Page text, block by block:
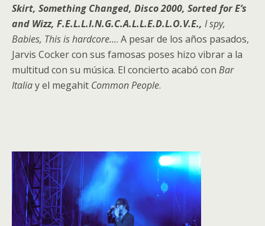
Skirt, Something Changed, Disco 2000, Sorted for E’s
and Wizz, F.E.L.L.I.N.G.C.A.L.L.E.D.L.O.V.E., I spy,
Babies, This is hardcore…. A pesar de los años pasados,
Jarvis Cocker con sus famosas poses hizo vibrar a la
multitud con su música. El concierto acabó con Bar
Italiay el megahit Common People.